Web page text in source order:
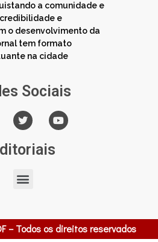
a comunidade e
e
o desenvolvimento da
tem formato
na cidade
Sociais
– Todos os direitos reservados